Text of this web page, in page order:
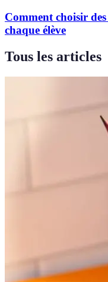
Comment choisir
chaque élève
Tous les articles